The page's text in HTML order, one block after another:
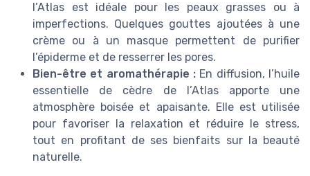
l’Atlas est idéale pour les peaux grasses ou à
imperfections. Quelques gouttes ajoutées à une
crème ou à un masque permettent de purifier
l’épiderme et de resserrer les pores.
Bien-être et aromathérapie : En diffusion, l’huile
essentielle de cèdre de l’Atlas apporte une
atmosphère boisée et apaisante. Elle est utilisée
pour favoriser la relaxation et réduire le stress,
tout en profitant de ses bienfaits sur la beauté
naturelle.